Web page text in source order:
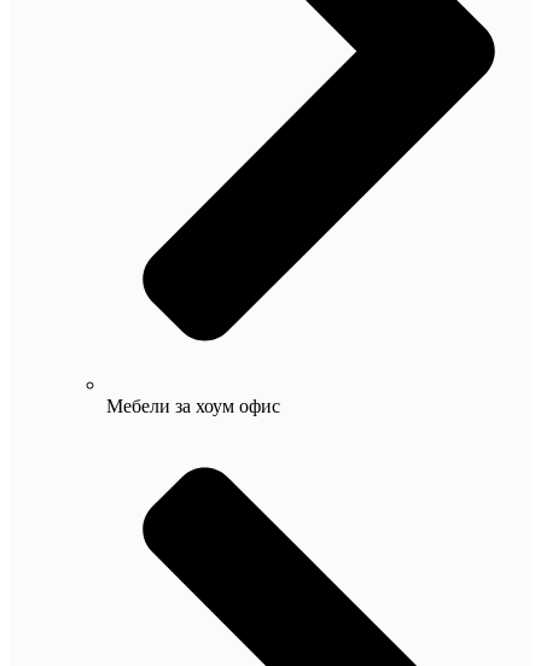
Мебели за хоум офис